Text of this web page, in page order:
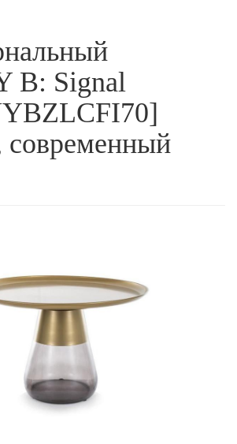
B: Signal
современный